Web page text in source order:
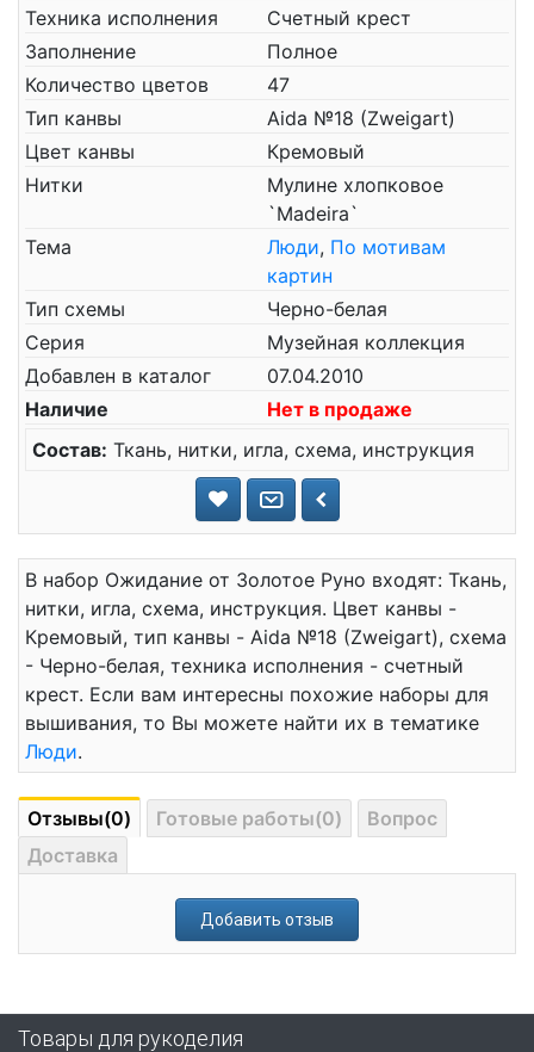
Техника исполнения
Счетный крест
Заполнение
Полное
Количество цветов
47
Тип канвы
Aida №18 (Zweigart)
Цвет канвы
Кремовый
Нитки
Мулине хлопковое
`Madeira`
Тема
Люди, По мотивам
картин
Тип схемы
Черно-белая
Серия
Музейная коллекция
Добавлен в каталог
07.04.2010
Наличие
Нет в продаже
Состав: Ткань, нитки, игла, схема, инструкция
В набор Ожидание от Золотое Руно входят: Ткань,
нитки, игла, схема, инструкция. Цвет канвы -
Кремовый, тип канвы - Aida №18 (Zweigart), схема
- Черно-белая, техника исполнения - счетный
крест. Если вам интересны похожие наборы для
вышивания, то Вы можете найти их в тематике
Люди.
Отзывы(0) Готовые работы(0)
Вопрос
Доставка
Добавить отзыв
Товары для рукоделия